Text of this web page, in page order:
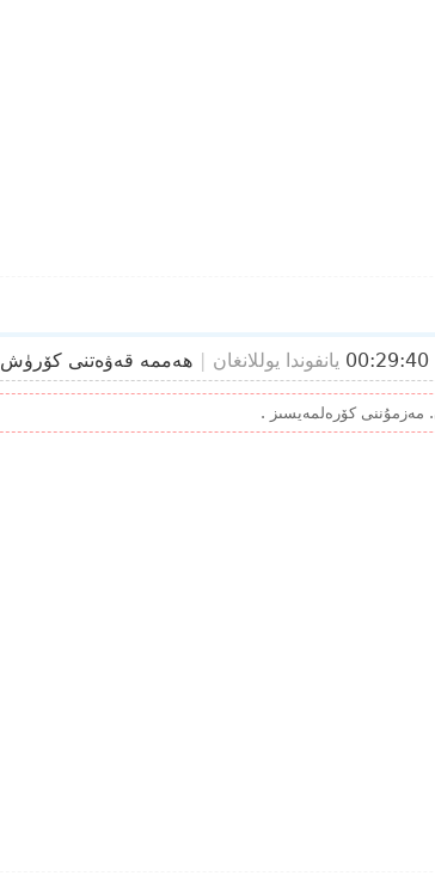
يانفوندا يوللانغان | ھەممە قەۋەتنى كۆرۈش
مەزمۇننى كۆرەلمەيسىز .